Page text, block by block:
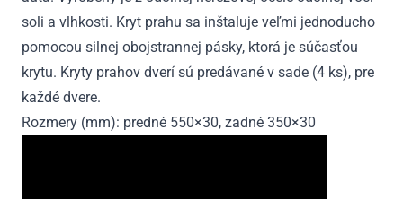
soli a vlhkosti. Kryt prahu sa inštaluje veľmi jednoducho
pomocou silnej obojstrannej pásky, ktorá je súčasťou
krytu. Kryty prahov dverí sú predávané v sade (4 ks), pre
každé dvere.
Rozmery (mm): predné 550×30, zadné 350×30